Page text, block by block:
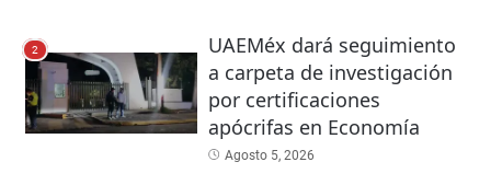
2
UAEMéx dará seguimiento
a carpeta de investigación
por certificaciones
apócrifas en Economía
Agosto 5, 2026